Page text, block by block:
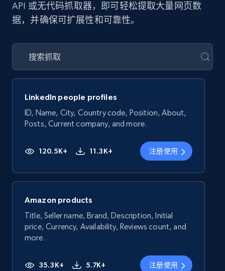
API 或无代码抓取器，即可轻松提取大量网页数
据，并确保可扩展性和可靠性。
LinkedIn people profiles
ID, Name, City, Country code, Position, About,
Posts, Current company, and more.
120.5K+ 11.3K+ 注册使用
Amazon products
Title, Seller name, Brand, Description, Initial
price, Currency, Availability, Reviews count, and
more.
35.3K+ 5.7K+ 注册使用